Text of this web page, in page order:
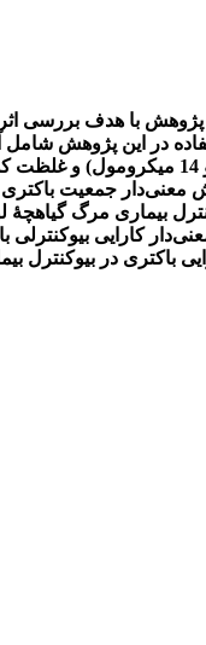
با هدف بررسی
در این پژوهش
را در افزایش کارایی باکتری در کنترل
باکتری در بیوکنترل